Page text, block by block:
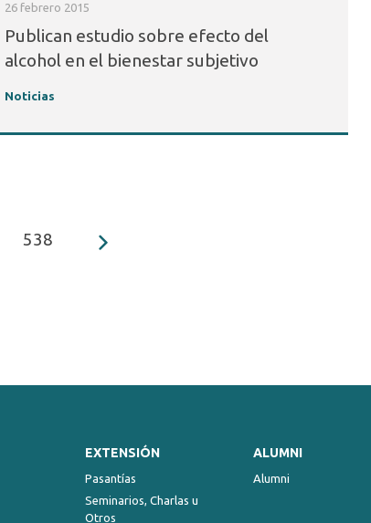
26 febrero 2015
Publican estudio sobre efecto del
alcohol en el bienestar subjetivo
Noticias
538
EXTENSIÓN
Pasantías
Seminarios, Charlas u
Otros
ALUMNI
Alumni